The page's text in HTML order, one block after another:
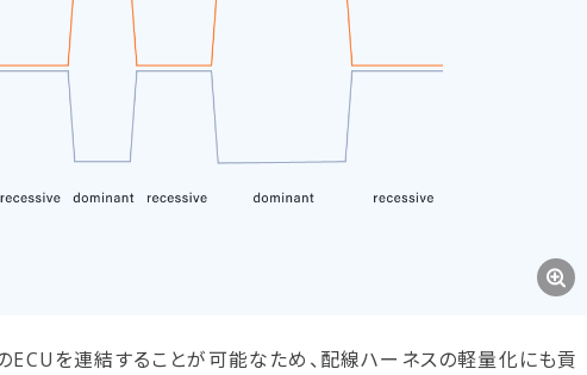
ECUを連結することが可能なため、配線ハーネスの軽量化にも貢